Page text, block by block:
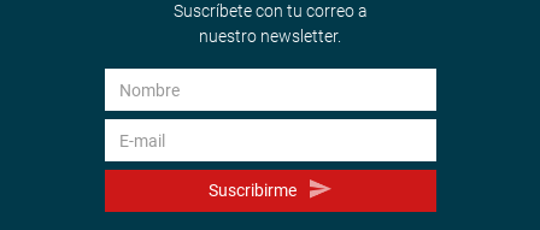
Suscríbete con tu correo a
nuestro newsletter.
Suscribirme